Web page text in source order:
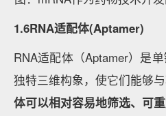
1.6RNA适配体(Aptamer)
RNA适配体（Aptamer）是
独特三维构象，使它们能够
体可以相对容易地筛选、可